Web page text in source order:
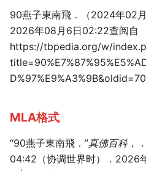
90燕子東南飛．（2024年02月
2026年08月6日02:22查阅自
https://tbpedia.org/w/
MLA格式
“90燕子東南飛．”真佛百科，
04:42（协调世界时）．